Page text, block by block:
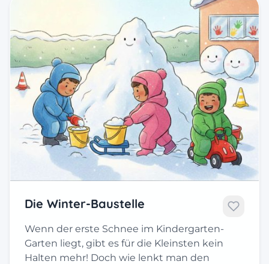
Die Winter-Baustelle
Wenn der erste Schnee im Kindergarten-
Garten liegt, gibt es für die Kleinsten kein
Halten mehr! Doch wie lenkt man den